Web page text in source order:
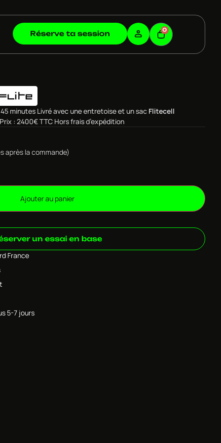
Réserve ta session 0
45 minutes Livré avec une entretoise et un sac Flitecell
: 2400€ TTC Hors frais d’expédition
après la commande)
Ajouter au panier
un essai en base
France
5-7 jours